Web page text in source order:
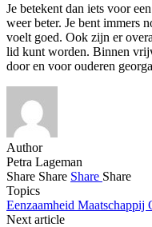
Je betekent dan iets voor
weer beter. Je bent immers
voelt goed. Ook zijn er
lid kunt worden. Binnen
door en voor ouderen
Author
Petra Lageman
Share Share Share Share
Topics
Eenzaamheid Maatschappij
Next article